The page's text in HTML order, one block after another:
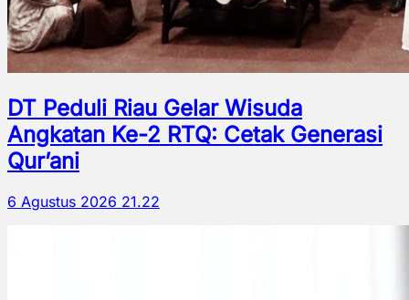
DT Peduli Riau Gelar Wisuda
Angkatan Ke-2 RTQ: Cetak Generasi
Qur’ani
6 Agustus 2026 21.22